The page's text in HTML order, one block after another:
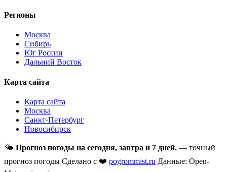
Регионы
Москва
Сибирь
Юг России
Дальний Восток
Карта сайта
Карта сайта
Москва
Санкт-Петербург
Новосибирск
🌤 Прогноз погоды на сегодня, завтра и 7 дней. — точный
прогноз погоды Сделано с ❤️ pogrommist.ru Данные: Open-